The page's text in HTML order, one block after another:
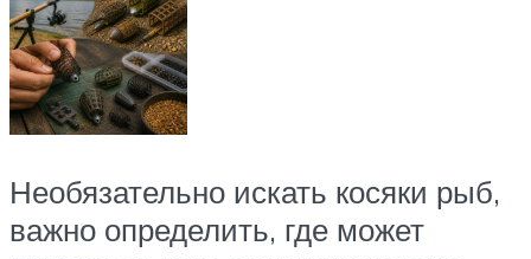
Необязательно искать косяки рыб,
важно определить, где может